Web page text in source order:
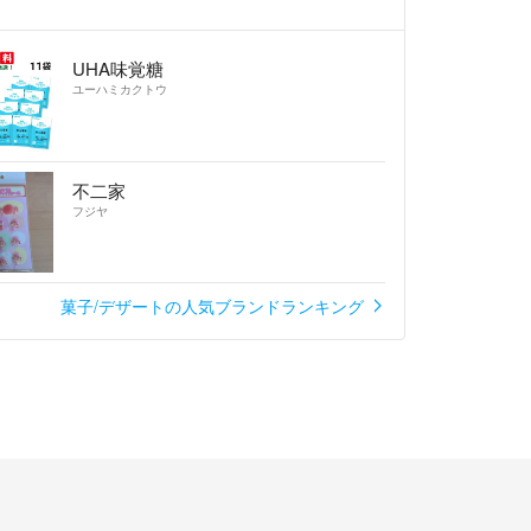
UHA味覚糖
ユーハミカクトウ
不二家
フジヤ
菓子/デザートの人気ブランドランキング